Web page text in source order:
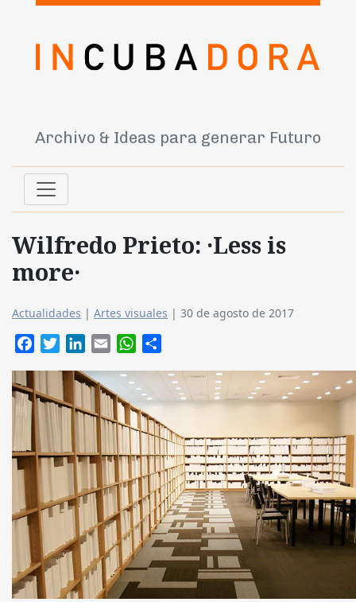
Archivo & Ideas para generar Futuro
Wilfredo Prieto: ·Less is
more·
Actualidades | Artes visuales | 30 de agosto de 2017
FacebookTwitterLinkedIn
Email WhatsApp